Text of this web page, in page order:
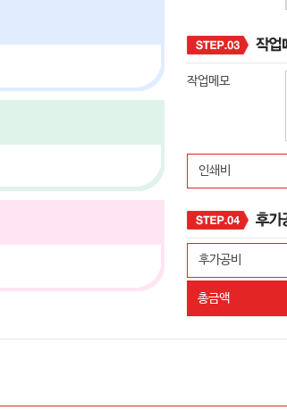
작업메모
인쇄비
후가공비
총금액